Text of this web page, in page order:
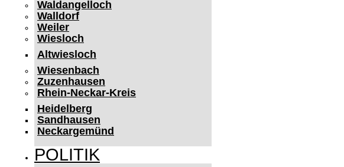
Waldangelloch
Walldorf
Weiler
Wiesloch
Altwiesloch
Wiesenbach
Zuzenhausen
Rhein-Neckar-Kreis
Heidelberg
Sandhausen
Neckargemünd
POLITIK